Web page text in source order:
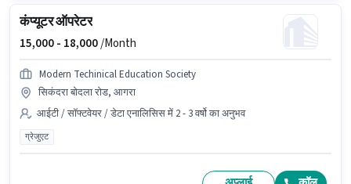
कंप्यूटर ऑपरेटर
15,000 - 18,000/Month
Modern Techinical Education Society
सिकंदरा बोदला रोड, आगरा
आईटी / सॉफ्टवेयर / डेटा एनालिसिस में 2 - 3 वर्षो का अनुभव
ग्रेजुएट